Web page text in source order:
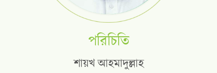
পরিচিতি
শায়খ আহমাদুল্লাহ